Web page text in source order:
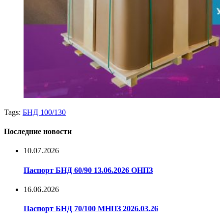
Tags: БНД 100/130
Последние новости
10.07.2026
Паспорт БНД 60/90 13.06.2026 ОНПЗ
16.06.2026
Паспорт БНД 70/100 МНПЗ 2026.03.26